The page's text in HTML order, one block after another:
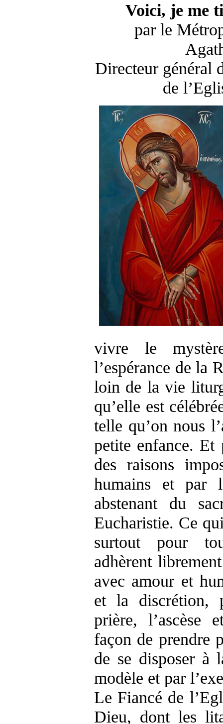
Voici, je me
par le
Directeur général
de
vivre le
l’espérance de la
loin de la vie
qu’elle est
telle qu’on nous
petite enfance. Et
des raisons
humains et par
abstenant du
Eucharistie. Ce
surtout pour
adhèrent
avec amour et
et la discrétion,
prière, l’ascèse
façon de prendre
de se disposer à
modèle et par
Le Fiancé de
Dieu, dont les